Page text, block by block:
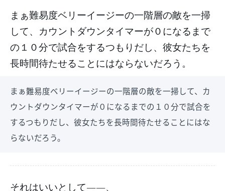
まぁ難易度ベリーイージーの一階層の敵を一掃
して、カウントダウンタイマーが０になるまで
の１０分で試合をするつもりだし、彼女たちを
長時間待たせることにはならないだろう。
まぁ難易度ベリーイージーの一階層の敵を一掃して、カ
ウントダウンタイマーが０になるまでの１０分で試合を
するつもりだし、彼女たちを長時間待たせることにはな
らないだろう。
それはいいとして――、